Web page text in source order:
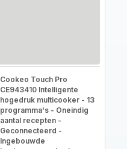
Cookeo Touch Pro
CE943410 Intelligente
hogedruk multicooker - 13
programma's - Oneindig
aantal recepten -
Geconnecteerd -
Ingebouwde